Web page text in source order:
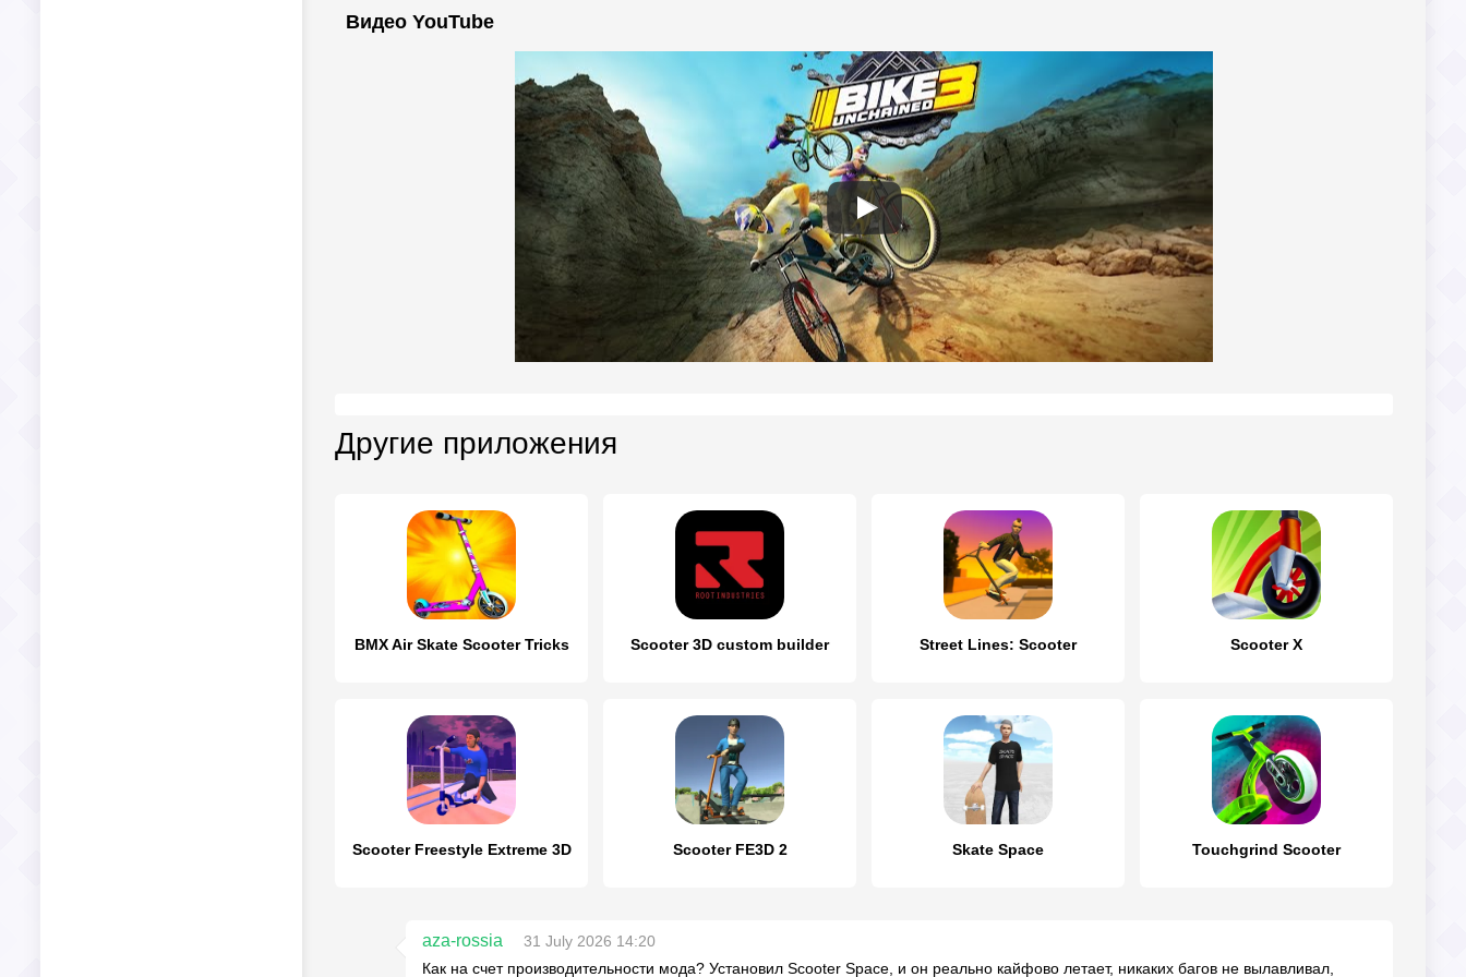
Видео YouTube
Другие приложения
BMX Air Skate Scooter Tricks Scooter 3D custom builder Street Lines: Scooter Scooter X
Scooter Freestyle Extreme 3D Scooter FE3D 2 Skate Space Touchgrind Scooter
aza-rossia
31 July 2026 14:20
Как на счет производительности мода? Установил Scooter Space, и он реально кайфово летает, никаких багов не вылавливал,